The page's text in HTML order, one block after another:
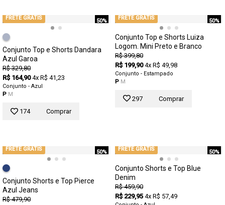
50%
FRETE GRÁTIS
Conjunto Top e Shorts Dandara
Azul Garoa
R$ 329,80
R$ 164,90 4x R$ 41,23
Conjunto - Azul
P M
174 Comprar
50%
FRETE GRÁTIS
Conjunto Top e Shorts Luiza
Logom. Mini Preto e Branco
R$ 399,80
R$ 199,90 4x R$ 49,98
Conjunto - Estampado
P M
297 Comprar
50%
FRETE GRÁTIS
Conjunto Shorts e Top Pierce
Azul Jeans
R$ 479,90
50%
FRETE GRÁTIS
Conjunto Shorts e Top Blue
Denim
R$ 459,90
R$ 229,95 4x R$ 57,49